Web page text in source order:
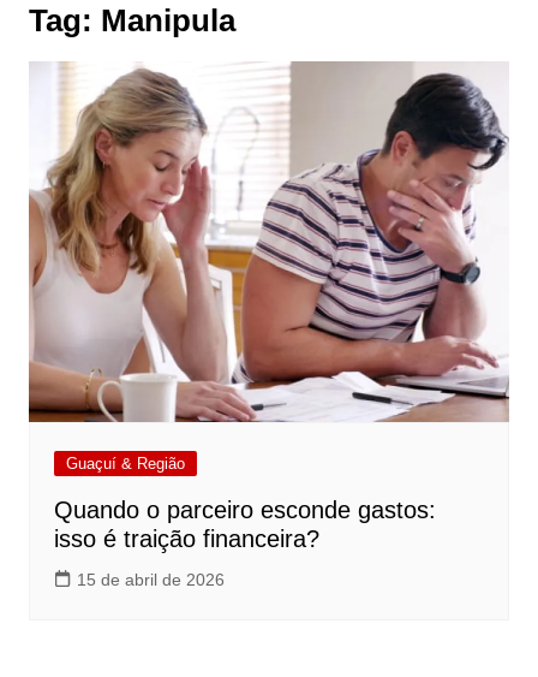
Tag: Manipula
Guaçuí & Região
Quando o parceiro esconde gastos:
isso é traição financeira?
15 de abril de 2026